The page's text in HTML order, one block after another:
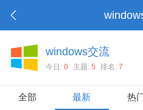
windows交流
今日: 0 主题: 5 排名: 7
全部 最新 热